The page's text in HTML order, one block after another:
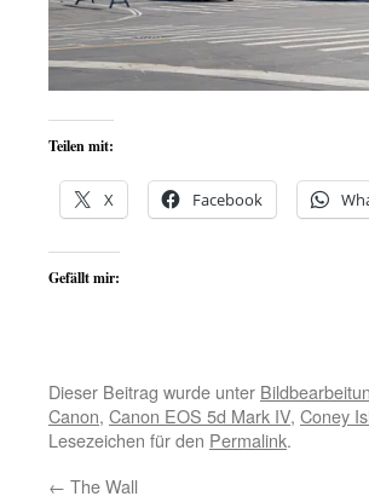
Teilen mit:
X Facebook
Gefällt mir:
Dieser Beitrag wurde unter
Canon, Canon EOS 5d Mark IV, Coney
Lesezeichen für den Permalink.
← The Wall